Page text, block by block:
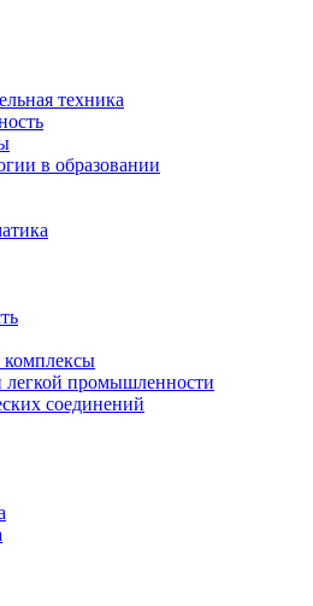
техника
в образовании
легкой промышленности
соединений